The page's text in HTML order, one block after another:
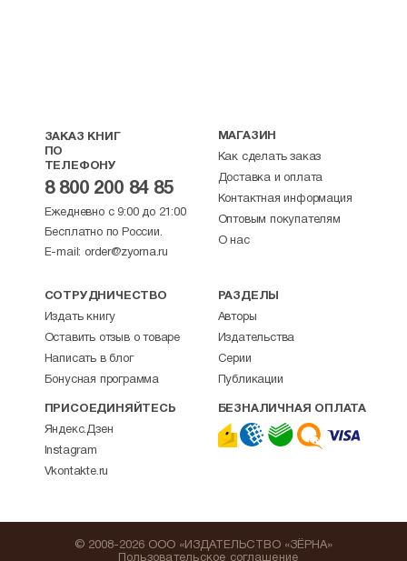
ЗАКАЗ КНИГ
ПО
ТЕЛЕФОНУ
8 800 200 84 85
Ежедневно с 9:00 до 21:00
Бесплатно по России.
E-mail: order@zyorna.ru
МАГАЗИН
Как сделать заказ
Доставка и оплата
Контактная информация
Оптовым покупателям
О нас
СОТРУДНИЧЕСТВО
Издать книгу
Оставить отзыв о товаре
Написать в блог
Бонусная программа
РАЗДЕЛЫ
Авторы
Издательства
Серии
Публикации
ПРИСОЕДИНЯЙТЕСЬ
Яндекс.Дзен
Instagram
Vkontakte.ru
БЕЗНАЛИЧНАЯ ОПЛАТА
© 2008-2026 ООО «ИЗДАТЕЛЬСТВО «ЗЁРНА»
Пользовательское соглашение